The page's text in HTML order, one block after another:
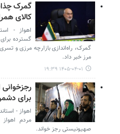
کالای
اهواز -
گمرک، راه‌اندازی بازارچه مرزی و
مرز خبر داد.
۱۴۰۵-۰۴-۰۱ ۱۹:۳۹
رجزخوانی
برای
اهواز -
مردم
صهیونیستی رجز خواند.